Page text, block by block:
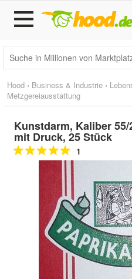
Hood › Business & Industrie ›
Metzgereiausstattung
Kunstdarm, Kaliber
mit Druck, 25 Stück
1